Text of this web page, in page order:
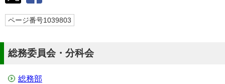
ページ番号1039803
総務委員会・分科会
総務部